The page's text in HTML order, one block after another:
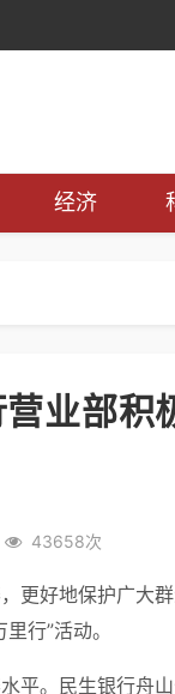
经济
业部积
43658次
更好地保护广大
行”活动。
平。民生银行舟